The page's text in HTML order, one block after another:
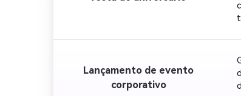
Lançamento de evento
corporativo